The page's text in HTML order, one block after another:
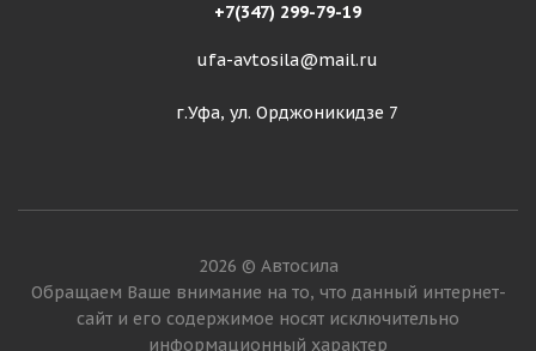
+7(347) 299-79-19
ufa-avtosila@mail.ru
г.Уфа, ул. Орджоникидзе 7
2026 © Автосила
Обращаем Ваше внимание на то, что данный интернет-
сайт и его содержимое носят исключительно
информационный характер